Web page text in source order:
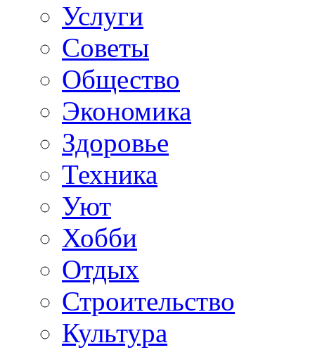
Услуги
Советы
Общество
Экономика
Здоровье
Техника
Уют
Хобби
Отдых
Строительство
Культура